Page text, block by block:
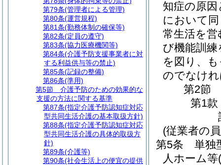
知症の原
において
常生活を
び機能訓
を図り、
のでなけ
第2節
第1款
(従業者の
第5条
単独
人ホーム等
第79条(管理者による管理)
第80条(運営規程)
第81条(勤務体制の確保等)
第82条(定員の遵守)
第83条(協力医療機関等)
第84条(介護予防支援事業者に対
する利益供与等の禁止)
第85条(記録の整備)
第86条(準用)
第5節
介護予防のための効果的な
支援の方法に関する基準
第87条(指定介護予防認知症対応
型共同生活介護の基本取扱方針)
第88条(指定介護予防認知症対応
型共同生活介護の具体的取扱方
針)
第89条(介護等)
第90条(社会生活上の便宜の提供